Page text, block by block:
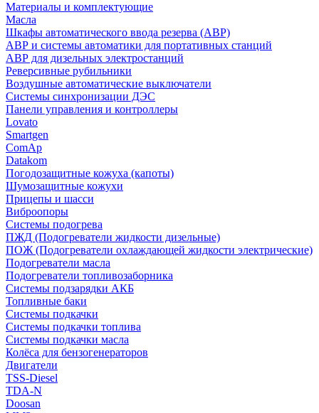
Материалы и комплектующие
Масла
Шкафы автоматического ввода резерва (АВР)
АВР и системы автоматики для портативных станций
АВР для дизельных электростанций
Реверсивные рубильники
Воздушные автоматические выключатели
Системы синхронизации ДЭС
Панели управления и контроллеры
Lovato
Smartgen
ComAp
Datakom
Погодозащитные кожуха (капоты)
Шумозащитные кожухи
Прицепы и шасси
Виброопоры
Системы подогрева
ПЖД (Подогреватели жидкости дизельные)
ПОЖ (Подогреватели охлаждающей жидкости электрические)
Подогреватели масла
Подогреватели топливозаборника
Системы подзарядки АКБ
Топливные баки
Системы подкачки
Системы подкачки топлива
Системы подкачки масла
Колёса для бензогенераторов
Двигатели
TSS-Diesel
TDA-N
Doosan